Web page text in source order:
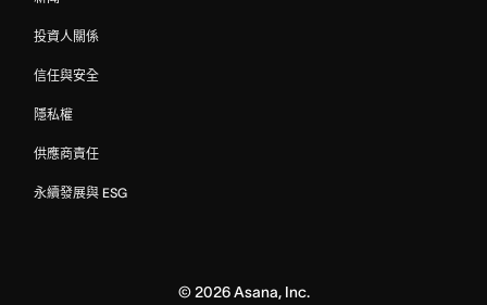
投資人關係
信任與安全
隱私權
供應商責任
永續發展與 ESG
© 2026Asana, Inc.